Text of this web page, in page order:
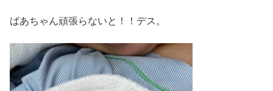
ばあちゃん頑張らないと！！デス。